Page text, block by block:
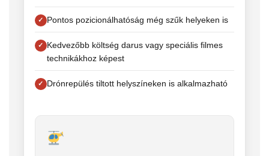
Pontos pozicionálhatóság még szűk helyeken is
Kedvezőbb költség darus vagy speciális filmes
technikákhoz képest
Drónrepülés tiltott helyszíneken is alkalmazható